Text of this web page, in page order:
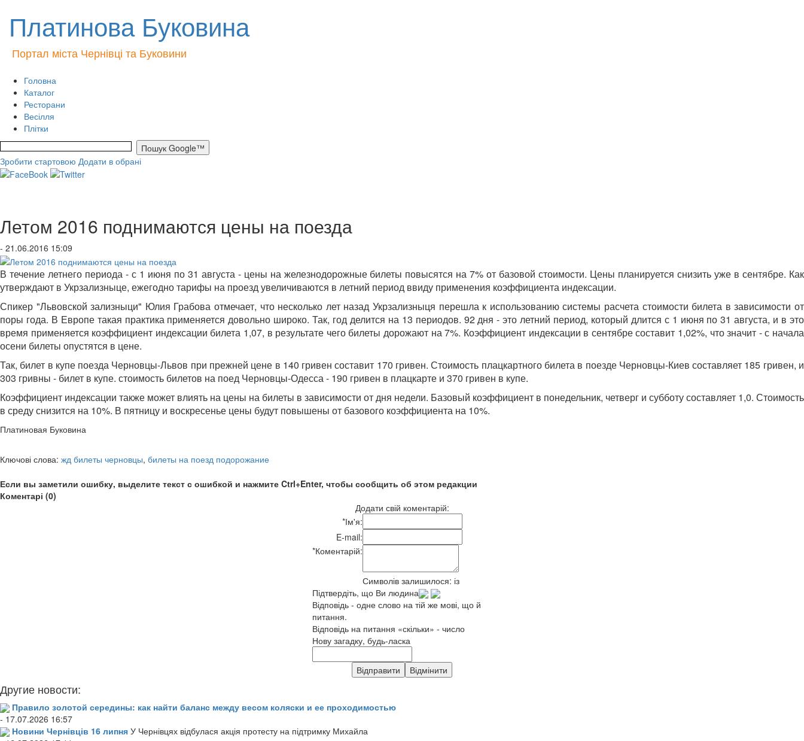
Платинова Буковина
Портал міста Чернівці та Буковини
Головна
Каталог
Ресторани
Весілля
Плітки
Зробити стартовою Додати в обрані
Летом 2016 поднимаются цены на поезда
- 21.06.2016 15:09
В течение летнего периода - с 1 июня по 31 августа - цены на железнодорожные билеты повысятся на 7% от базовой стоимости. Цены планируется снизить уже в сентябре. Как
утверждают в Укрзализныце, ежегодно тарифы на проезд увеличиваются в летний период ввиду применения коэффициента индексации.
Спикер "Львовской зализныци" Юлия Грабова отмечает, что несколько лет назад Укрзализныця перешла к использованию системы расчета стоимости билета в зависимости от
поры года. В Европе такая практика применяется довольно широко. Так, год делится на 13 периодов. 92 дня - это летний период, который длится с 1 июня по 31 августа, и в это
время применяется коэффициент индексации билета 1,07, в результате чего билеты дорожают на 7%. Коэффициент индексации в сентябре составит 1,02%, что значит - с начала
осени билеты опустятся в цене.
Так, билет в купе поезда Черновцы-Львов при прежней цене в 140 гривен составит 170 гривен. Стоимость плацкартного билета в поезде Черновцы-Киев составляет 185 гривен, и
303 гривны - билет в купе. стоимость билетов на поед Черновцы-Одесса - 190 гривен в плацкарте и 370 гривен в купе.
Коэффициент индексации также может влиять на цены на билеты в зависимости от дня недели. Базовый коэффициент в понедельник, четверг и субботу составляет 1,0. Стоимость
в среду снизится на 10%. В пятницу и воскресенье цены будут повышены от базового коэффициента на 10%.
Платиновая Буковина
Ключові слова: жд билеты черновцы, билеты на поезд подорожание
Если вы заметили ошибку, выделите текст с ошибкой и нажмите Ctrl+Enter, чтобы сообщить об этом редакции
Коментарі (0)
Додати свій коментарій:
*Ім'я:
E-mail:
*Коментарій:
Символів залишилося: із
Підтвердіть, що Ви людина
Відповідь - одне слово на тій же мові, що й
питання.
Відповідь на питання «скільки» - число
Нову загадку, будь-ласка
Другие новости:
Правило золотой середины: как найти баланс между весом коляски и ее проходимостью
- 17.07.2026 16:57
Новини Чернівців 16 липня У Чернівцях відбулася акція протесту на підтримку Михайла